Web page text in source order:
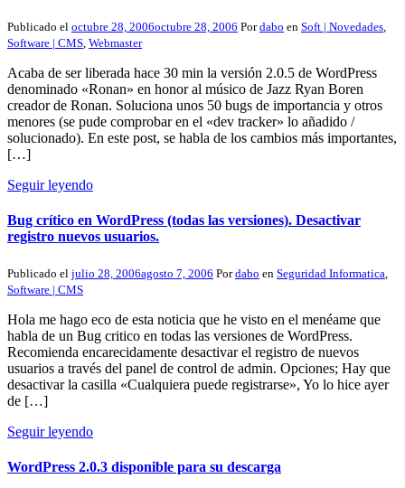
Publicado el octubre 28, 2006octubre 28, 2006 Pordabo en Soft | Novedades,
Software | CMS, Webmaster
Acaba de ser liberada hace 30 min la versión 2.0.5 de WordPress
denominado «Ronan» en honor al músico de Jazz Ryan Boren
creador de Ronan. Soluciona unos 50 bugs de importancia y otros
menores (se pude comprobar en el «dev tracker» lo añadido /
solucionado). En este post, se habla de los cambios más importantes,
[…]
Seguir leyendo
Bug crítico en WordPress (todas las versiones). Desactivar
registro nuevos usuarios.
Publicado el julio 28, 2006agosto 7, 2006 Pordabo en Seguridad Informatica
Software | CMS
Hola me hago eco de esta noticia que he visto en el menéame que
habla de un Bug critico en todas las versiones de WordPress.
Recomienda encarecidamente desactivar el registro de nuevos
usuarios a través del panel de control de admin. Opciones; Hay que
desactivar la casilla «Cualquiera puede registrarse», Yo lo hice ayer
de […]
Seguir leyendo
WordPress 2.0.3 disponible para su descarga